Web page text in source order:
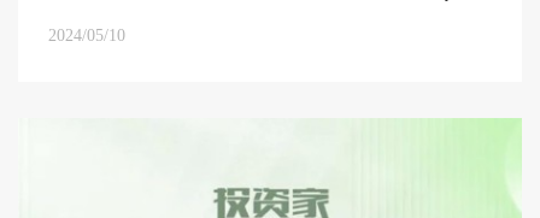
2024/05/10